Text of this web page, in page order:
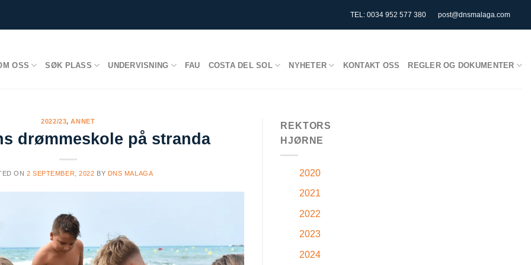
TEL: 0034 952 577 380 post@dnsmalaga.com
OSS SØK PLASS UNDERVISNING FAU COSTA DEL SOL NYHETER KONTAKT OSS REGLER OG DOKUMENTER
2022/23,ANNET
drømmeskole på stranda
ON 2 SEPTEMBER, 2022 BY DNS MALAGA
REKTORS
HJØRNE
2020
2021
2022
2023
2024